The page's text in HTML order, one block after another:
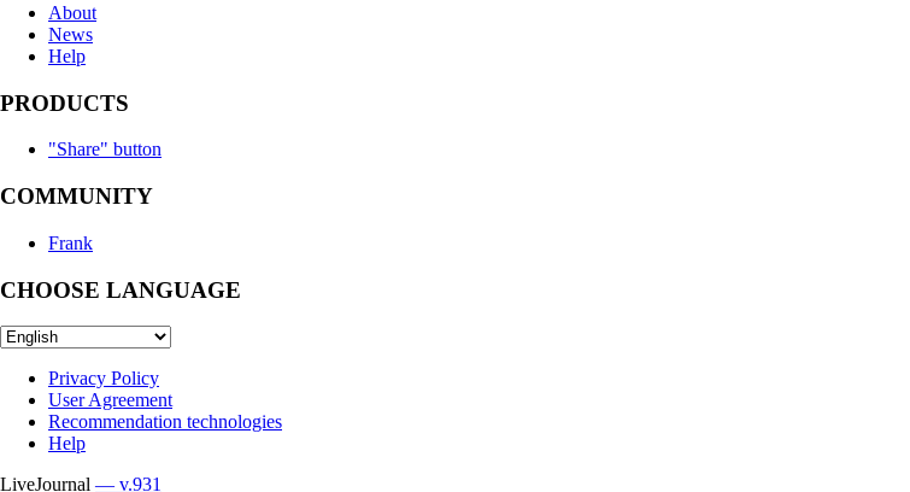
About
News
Help
PRODUCTS
"Share" button
COMMUNITY
Frank
CHOOSE LANGUAGE
Privacy Policy
User Agreement
Recommendation technologies
Help
LiveJournal — v.931